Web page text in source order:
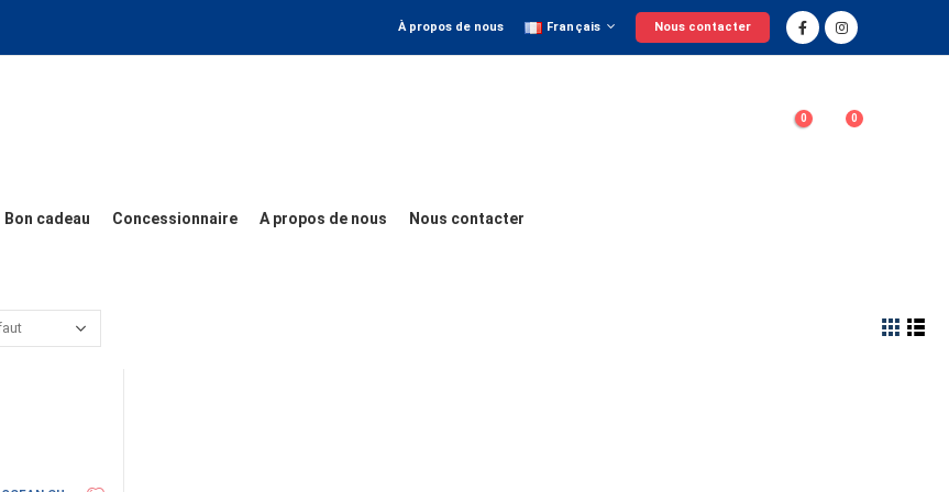
À propos de nous Français Nous contacter
0 0
Bon cadeau Concessionnaire A propos de nous Nous contacter